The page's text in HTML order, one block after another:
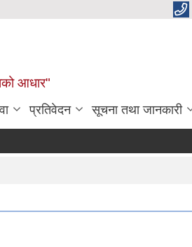
आधार"
प्रतिवेदन सूचना तथा जानकारी